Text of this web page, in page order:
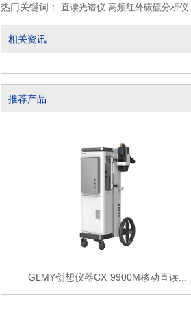
热门关键词： 直读光谱仪 高频红外碳硫分析仪
相关资讯
推荐产品
GLMY创想仪器CX-9900M移动直读...